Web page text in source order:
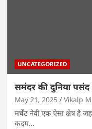
UNCATEGORIZED
समंदर की दुनिया पसंद
May 21, 2025 Vikalp
मर्चेंट नेवी एक ऐसा क्षेत्र है
कदम…